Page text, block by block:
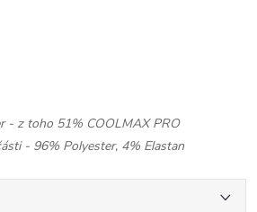
- z toho 51% COOLMAX PRO
Polyester, 4% Elastan